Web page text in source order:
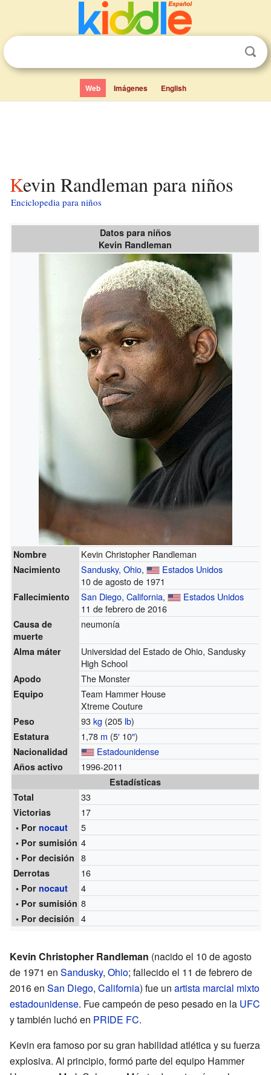
Web Imágenes English
Kevin Randleman para niños
Enciclopedia para niños
Datos para niños
Kevin Randleman
Nombre Kevin Christopher Randleman
Nacimiento Sandusky, Ohio,
Estados Unidos
10 de agosto de 1971
Fallecimiento San Diego, California,
Estados Unidos
11 de febrero de 2016
Causa de
muerte
neumonía
Alma máter
Universidad del Estado de Ohio, Sandusky
High School
Apodo The Monster
Equipo
Team Hammer House
Xtreme Couture
Peso 93kg (205 lb)
Estatura 1,78 m (5′ 10″)
Nacionalidad Estadounidense
Años activo 1996-2011
Estadísticas
Total
33
Victorias 17
• Por nocaut 5
• Por sumisión 4
• Por decisión 8
Derrotas 16
• Por nocaut 4
• Por sumisión 8
• Por decisión 4
Kevin Christopher Randleman (nacido el 10 de agosto
de 1971 en Sandusky, Ohio; fallecido el 11 de febrero de
2016 en San Diego, California) fue un artista marcial mixto
estadounidense. Fue campeón de peso pesado en la UFC
y también luchó en PRIDE FC.
Kevin era famoso por su gran habilidad atlética y su fuerza
explosiva. Al principio, formó parte del equipo Hammer